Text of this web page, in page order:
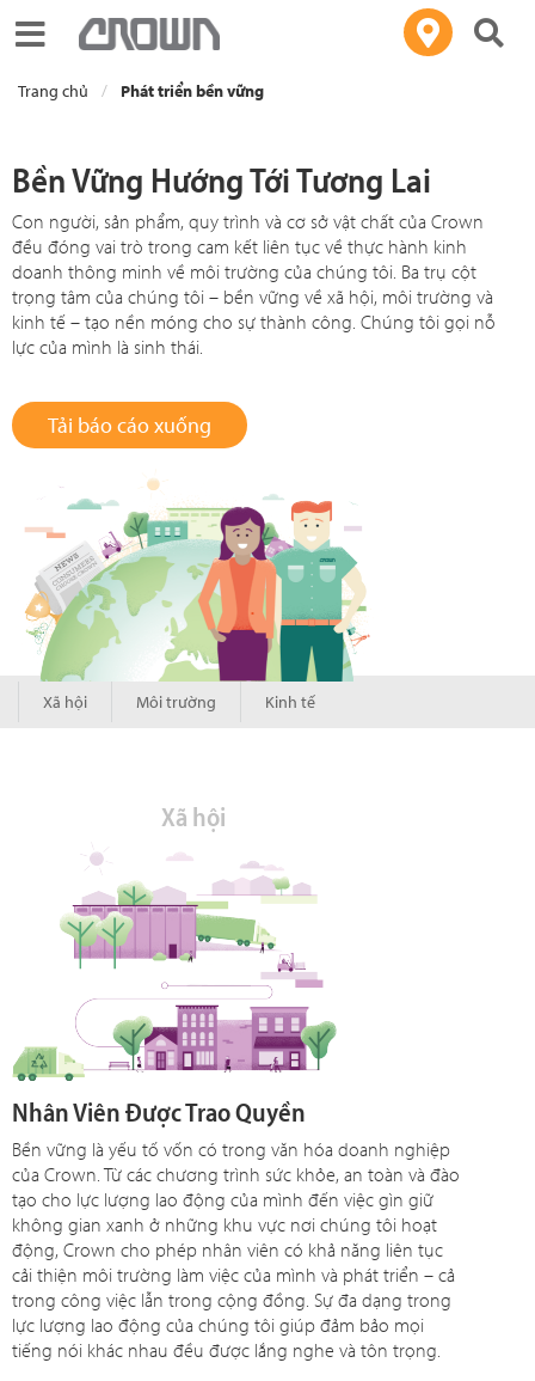
Toggle navigation
Trang chủ Phát triển bền vững
Bền Vững Hướng Tới Tương Lai
Con người, sản phẩm, quy trình và cơ sở vật chất của Crown
đều đóng vai trò trong cam kết liên tục về thực hành kinh
doanh thông minh về môi trường của chúng tôi. Ba trụ cột
trọng tâm của chúng tôi – bền vững về xã hội, môi trường và
kinh tế – tạo nền móng cho sự thành công. Chúng tôi gọi nỗ
lực của mình là sinh thái.
Tải báo cáo xuống
Xã hội Môi trường Kinh tế
Xã hội
Nhân Viên Được Trao Quyền
Bền vững là yếu tố vốn có trong văn hóa doanh nghiệp
của Crown. Từ các chương trình sức khỏe, an toàn và đào
tạo cho lực lượng lao động của mình đến việc gìn giữ
không gian xanh ở những khu vực nơi chúng tôi hoạt
động, Crown cho phép nhân viên có khả năng liên tục
cải thiện môi trường làm việc của mình và phát triển – cả
trong công việc lẫn trong cộng đồng. Sự đa dạng trong
lực lượng lao động của chúng tôi giúp đảm bảo mọi
tiếng nói khác nhau đều được lắng nghe và tôn trọng.